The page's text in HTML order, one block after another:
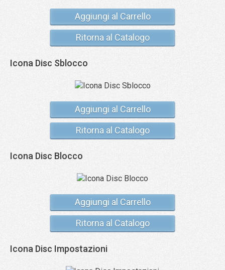
Aggiungi al Carrello
Ritorna al Catalogo
Icona Disc Sblocco
Aggiungi al Carrello
Ritorna al Catalogo
Icona Disc Blocco
Aggiungi al Carrello
Ritorna al Catalogo
Icona Disc Impostazioni